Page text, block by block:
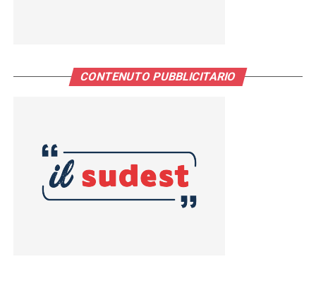
CONTENUTO PUBBLICITARIO